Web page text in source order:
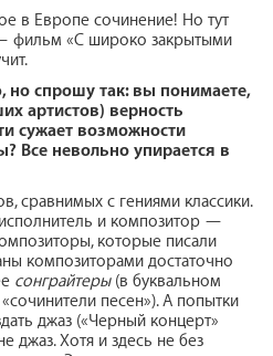
в Европе сочинение! Но тут
фильм «С широко закрытыми
спрошу так: вы понимаете,
артистов) верность
сужает возможности
Все невольно упирается в
сравнимых с гениями классики.
и композитор —
которые писали
композиторами достаточно
сонграйтеры(в буквальном
песен»). А попытки
джаз («Черный концерт»
джаз. Хотя и здесь не без